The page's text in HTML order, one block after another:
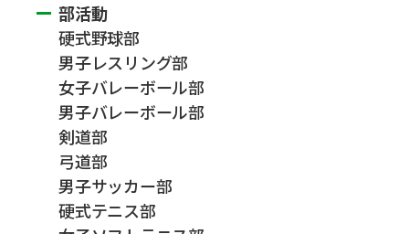
部活動
硬式野球部
男子レスリング部
女子バレーボール部
男子バレーボール部
剣道部
弓道部
男子サッカー部
硬式テニス部